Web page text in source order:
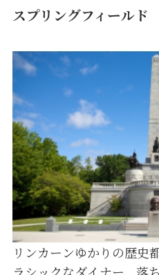
スプリングフィールド
リンカーンゆかりの歴史
ラシックなダイナー、落